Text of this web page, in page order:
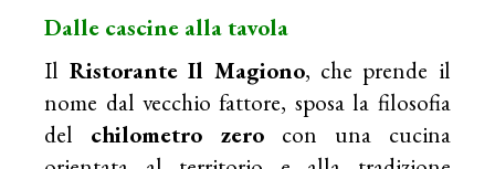
Dalle cascine alla tavola
Il Ristorante Il Magiono, che prende il
nome dal vecchio fattore, sposa la filosofia
del chilometro zero con una cucina